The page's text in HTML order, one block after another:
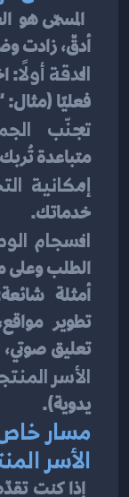
أدقّ، زادت
الدقة أولًا
فعليًا
تجنّب
متباعدة
إمكانية
خدماتك.
انسجام
الطلب
تعليق
الأسر
يدوية).
الأسر